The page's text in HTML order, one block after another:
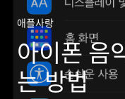
애플사랑
아이폰 음
는 방법